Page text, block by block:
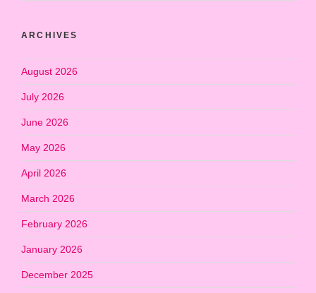
ARCHIVES
August 2026
July 2026
June 2026
May 2026
April 2026
March 2026
February 2026
January 2026
December 2025